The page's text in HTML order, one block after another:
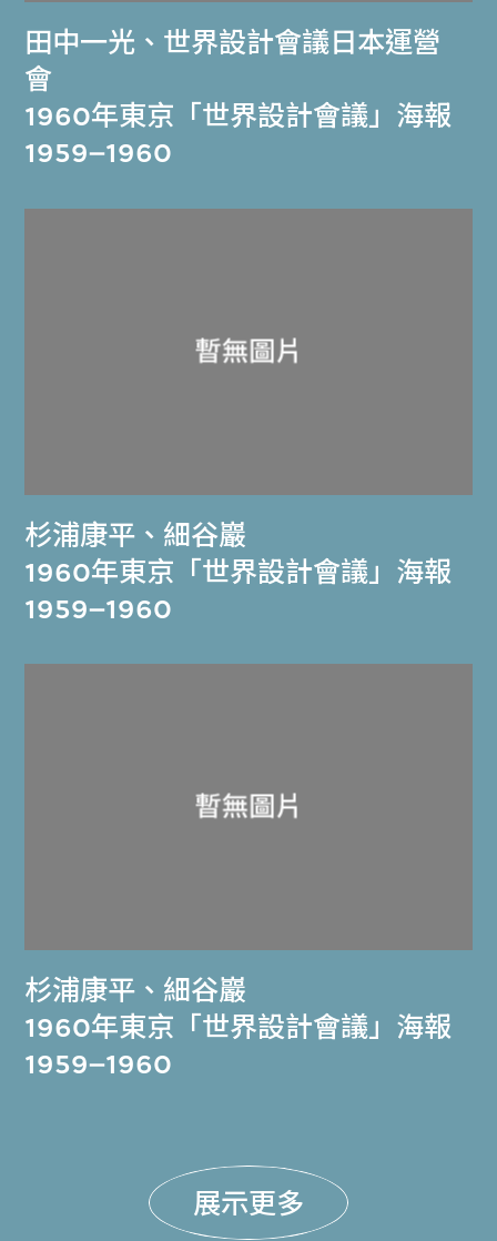
田中一光 、 世界設計會議日本運營
會
1960年東京「世界設計會議」海報
1959–1960
杉浦康平 、 細谷巖
1960年東京「世界設計會議」海報
1959–1960
杉浦康平 、 細谷巖
1960年東京「世界設計會議」海報
1959–1960
展示更多